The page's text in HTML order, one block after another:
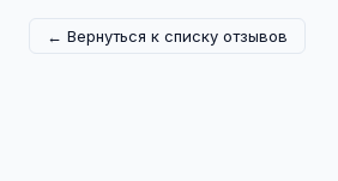
← Вернуться к списку отзывов